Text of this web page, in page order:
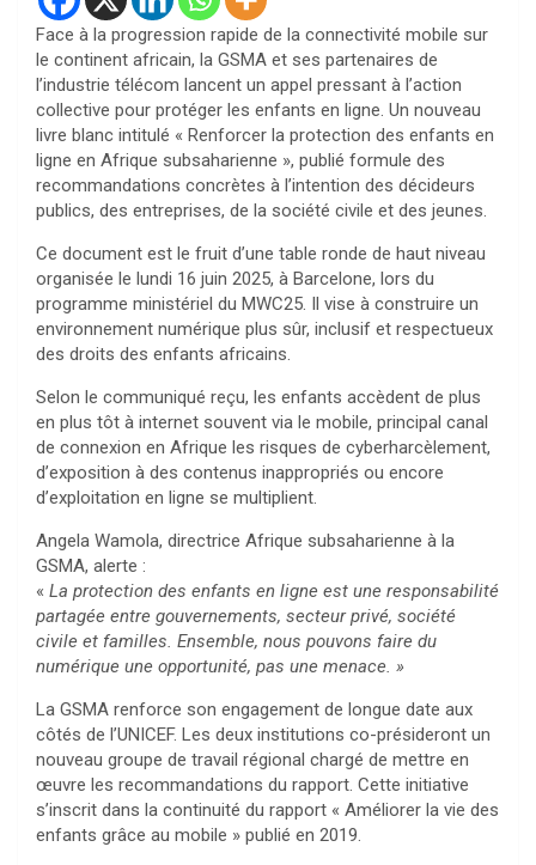
Face à la progression rapide de la connectivité mobile sur
le continent africain, la GSMA et ses partenaires de
l’industrie télécom lancent un appel pressant à l’action
collective pour protéger les enfants en ligne. Un nouveau
livre blanc intitulé « Renforcer la protection des enfants en
ligne en Afrique subsaharienne », publié formule des
recommandations concrètes à l’intention des décideurs
publics, des entreprises, de la société civile et des jeunes.
Ce document est le fruit d’une table ronde de haut niveau
organisée le lundi 16 juin 2025, à Barcelone, lors du
programme ministériel du MWC25. Il vise à construire un
environnement numérique plus sûr, inclusif et respectueux
des droits des enfants africains.
Selon le communiqué reçu, les enfants accèdent de plus
en plus tôt à internet souvent via le mobile, principal canal
de connexion en Afrique les risques de cyberharcèlement,
d’exposition à des contenus inappropriés ou encore
d’exploitation en ligne se multiplient.
Angela Wamola, directrice Afrique subsaharienne à la
GSMA, alerte :
« La protection des enfants en ligne est une responsabilité
partagée entre gouvernements, secteur privé, société
civile et familles. Ensemble, nous pouvons faire du
numérique une opportunité, pas une menace. »
La GSMA renforce son engagement de longue date aux
côtés de l’UNICEF. Les deux institutions co-présideront un
nouveau groupe de travail régional chargé de mettre en
œuvre les recommandations du rapport. Cette initiative
s’inscrit dans la continuité du rapport « Améliorer la vie des
enfants grâce au mobile » publié en 2019.